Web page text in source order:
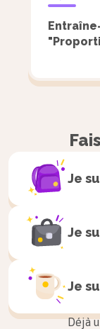
Je
Je
Je
Déjà